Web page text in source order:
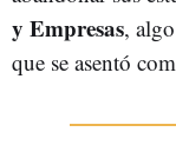
y Empresas,
que se asentó